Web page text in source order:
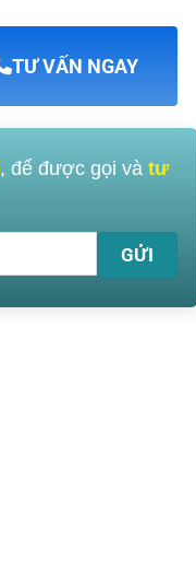
TƯ VẤN NGAY
, để được gọi vàtư